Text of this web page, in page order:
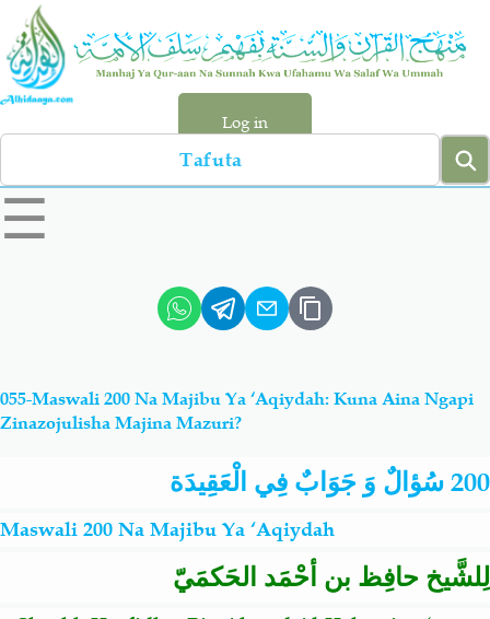
Skip
main
content
Log in
Search
left
sidebar
☰
Hadiyth
Aqiydah Manhaj
Bid-'ah (Uzushi)
Salaf Wa Ummah Firaq-Makundi
Fiqh-Ibaadah Duaa-Adhkaar
055-Maswali 200 Na Majibu Ya ‘Aqiydah: Kuna Aina Ngapi
Zinazojulisha Majina Mazuri?
200 سُؤالٌ وَ جَوَابٌ فِي الْعَقِيدَة
Maswali 200 Na Majibu Ya ‘Aqiydah
لِلشَّيخ حافِظ بن أحْمَد الحَكمَيّ